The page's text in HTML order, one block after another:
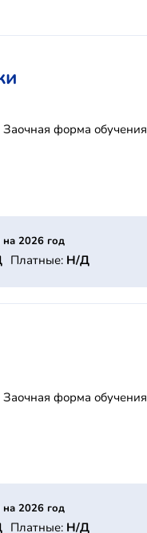
Заочная форма обучения
2026 год
Платные: Н/Д
Заочная форма обучения
2026 год
Платные: Н/Д